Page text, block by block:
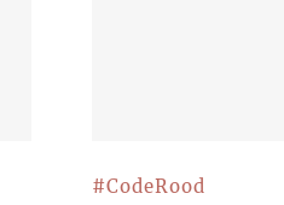
#CodeRood